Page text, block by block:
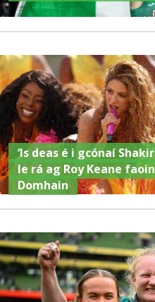
‘Is deas é i gcónaí
le rá ag Roy Keane
Domhain